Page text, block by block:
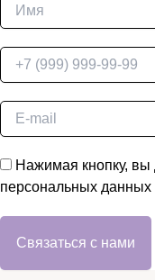
Нажимая кнопку, вы
персональных данных
Связаться с нами